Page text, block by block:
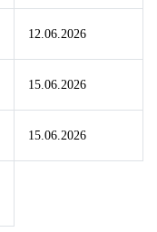
12.06.2026
15.06.2026
15.06.2026